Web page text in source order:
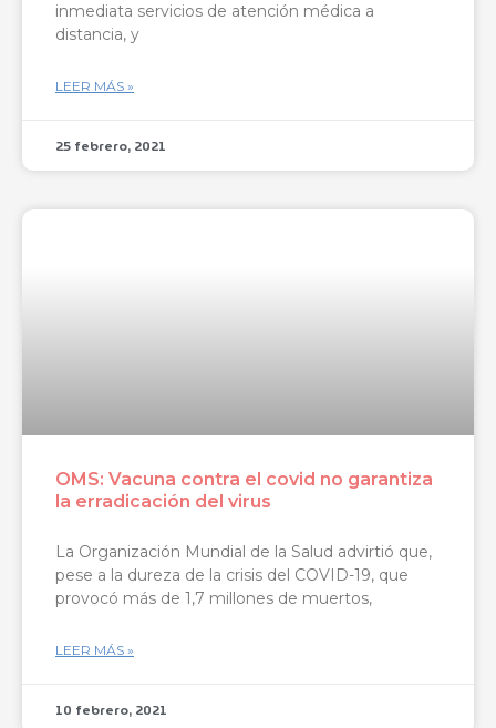
inmediata servicios de atención médica a
distancia, y
LEER MÁS »
25 febrero, 2021
OMS: Vacuna contra el covid no garantiza
la erradicación del virus
La Organización Mundial de la Salud advirtió que,
pese a la dureza de la crisis del COVID-19, que
provocó más de 1,7 millones de muertos,
LEER MÁS »
10 febrero, 2021